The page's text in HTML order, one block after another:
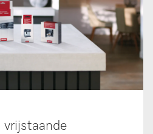
vrijstaande